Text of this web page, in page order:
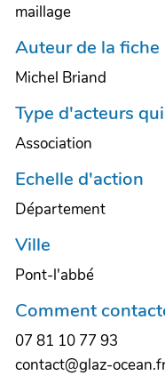
maillage
Auteur de la fiche
Michel Briand
Type d'acteurs
Association
Echelle d'action
Département
Ville
Pont-l'abbé
Comment
07 81 10 77 93
contact@glaz-